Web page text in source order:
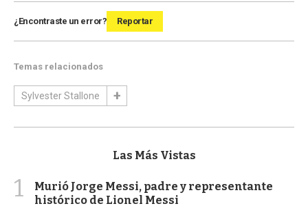
¿Encontraste un error? Reportar
Temas relacionados
Sylvester Stallone
Las Más Vistas
1
Murió Jorge Messi, padre y representante
histórico de Lionel Messi